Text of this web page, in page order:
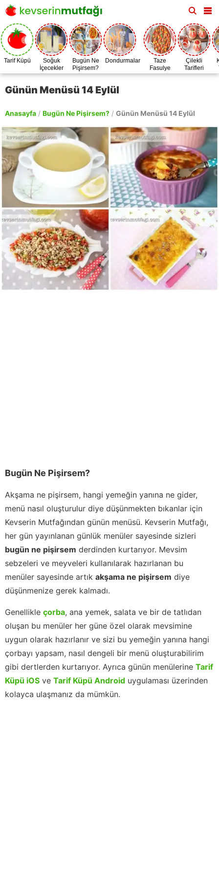
Tarif Küpü
Soğuk
İçecekler
Bugün Ne
Pişirsem?
Dondurmalar
Taze
Fasulye
Zamanı
Çilekli
Tarifleri
Günün Menüsü 14 Eylül
Anasayfa / Bugün Ne Pişirsem? / Günün Menüsü 14 Eylül
Bugün Ne Pişirsem?
Akşama ne pişirsem, hangi yemeğin yanına ne gider,
menü nasıl oluşturulur diye düşünmekten bıkanlar için
Kevserin Mutfağından günün menüsü. Kevserin Mutfağı,
her gün yayınlanan günlük menüler sayesinde sizleri
bugün ne pişirsem derdinden kurtarıyor. Mevsim
sebzeleri ve meyveleri kullanılarak hazırlanan bu
menüler sayesinde artık akşama ne pişirsem diye
düşünmenize gerek kalmadı.
Genellikle çorba, ana yemek, salata ve bir de tatlıdan
oluşan bu menüler her güne özel olarak mevsimine
uygun olarak hazırlanır ve sizi bu yemeğin yanına hangi
çorbayı yapsam, nasıl dengeli bir menü oluşturabilirim
gibi dertlerden kurtarıyor. Ayrıca günün menülerine Tarif
Küpü iOS ve Tarif Küpü Android uygulaması üzerinden
kolayca ulaşmanız da mümkün.